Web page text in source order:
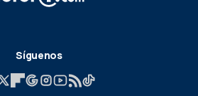
Síguenos